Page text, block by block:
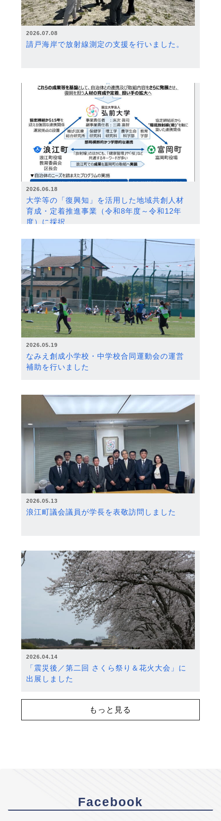
2026.07.08
請戸海岸で放射線測定の支援を行いました。
2026.06.18
大学等の「復興知」を活用した地域共創人材
育成・定着推進事業（令和8年度～令和12年
度）に採択
2026.05.19
なみえ創成小学校・中学校合同運動会の運営
補助を行いました
2026.05.13
浪江町議会議員が学長を表敬訪問しました
2026.04.14
「震災後／第二回 さくら祭り＆花火大会」に
出展しました
もっと見る
Facebook